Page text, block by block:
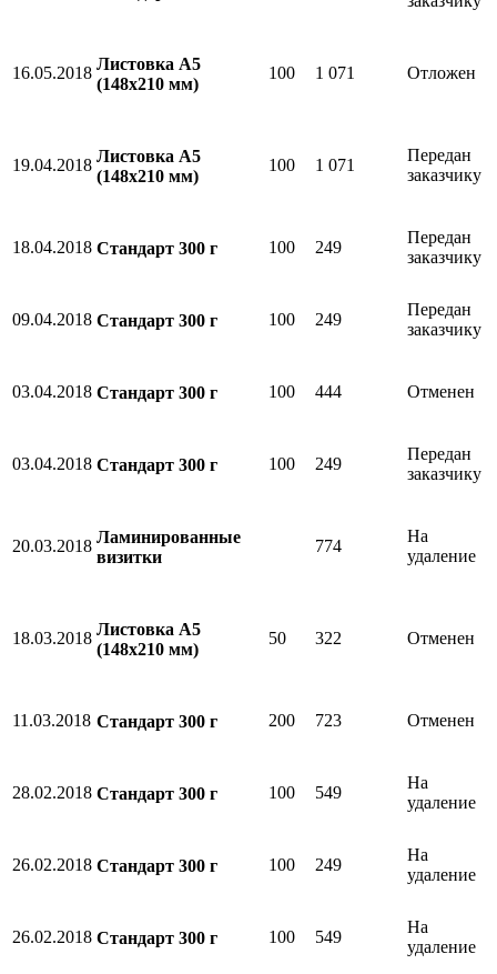
16.05.2018
Листовка А5
(148х210 мм)
100 1 071 Отложен
19.04.2018
Листовка А5
(148х210 мм)
100 1 071
Передан
заказчику
18.04.2018 Стандарт 300 г 100 249
Передан
заказчику
09.04.2018 Стандарт 300 г 100 249
Передан
заказчику
03.04.2018 Стандарт 300 г 100 444 Отменен
03.04.2018 Стандарт 300 г 100 249
Передан
заказчику
20.03.2018
Ламинированные
визитки
774
На
удаление
18.03.2018
Листовка А5
(148х210 мм)
50 322 Отменен
11.03.2018 Стандарт 300 г 200 723 Отменен
28.02.2018 Стандарт 300 г 100 549
На
удаление
26.02.2018 Стандарт 300 г 100 249
На
удаление
26.02.2018 Стандарт 300 г 100 549
На
удаление